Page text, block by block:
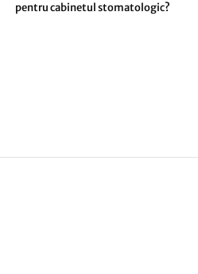
pentru cabinetul stomatologic?